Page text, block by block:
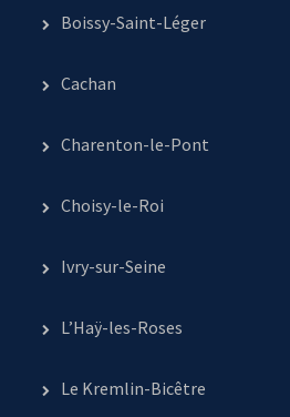
Boissy-Saint-Léger
Cachan
Charenton-le-Pont
Choisy-le-Roi
Ivry-sur-Seine
L’Haÿ-les-Roses
Le Kremlin-Bicêtre